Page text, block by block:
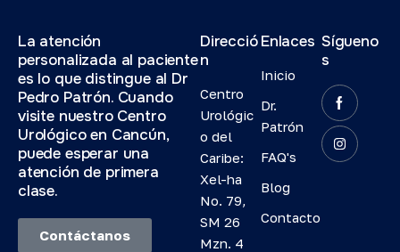
La atención
personalizada al paciente
es lo que distingue al Dr
Pedro Patrón. Cuando
visite nuestro Centro
Urológico en Cancún,
puede esperar una
atención de primera
clase.
Contáctanos
Direcció
n
Centro
Urológic
o del
Caribe:
Xel-ha
No. 79,
SM 26
Mzn. 4
Enlaces
Inicio
Dr.
Patrón
FAQ's
Blog
Contacto
Sígueno
s